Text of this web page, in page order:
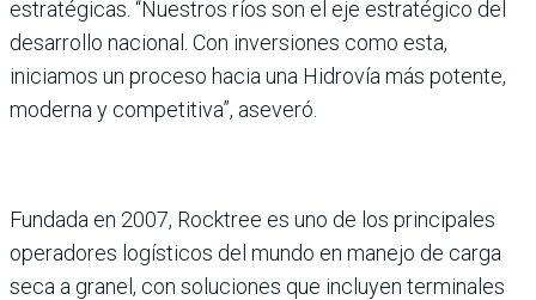
estratégicas. “Nuestros ríos son el eje estratégico del
desarrollo nacional. Con inversiones como esta,
iniciamos un proceso hacia una Hidrovía más potente,
moderna y competitiva”, aseveró.
Fundada en 2007, Rocktree es uno de los principales
operadores logísticos del mundo en manejo de carga
seca a granel, con soluciones que incluyen terminales